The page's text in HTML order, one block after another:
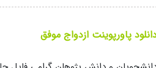
پاورپوینت ازدواج موفق